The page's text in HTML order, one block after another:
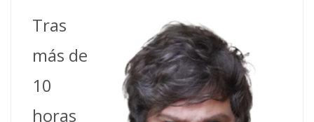
Tras
más de
10
horas